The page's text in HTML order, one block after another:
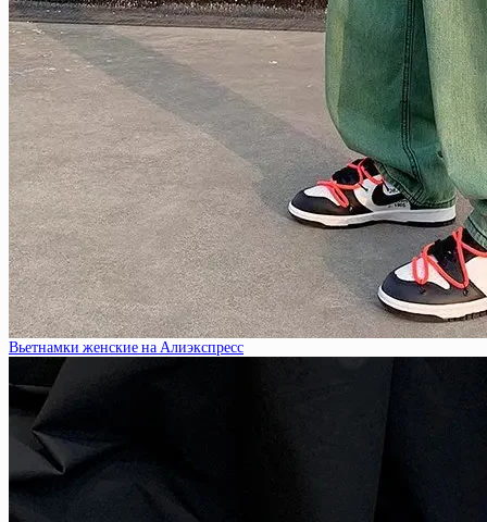
Вьетнамки женские на Алиэкспресс